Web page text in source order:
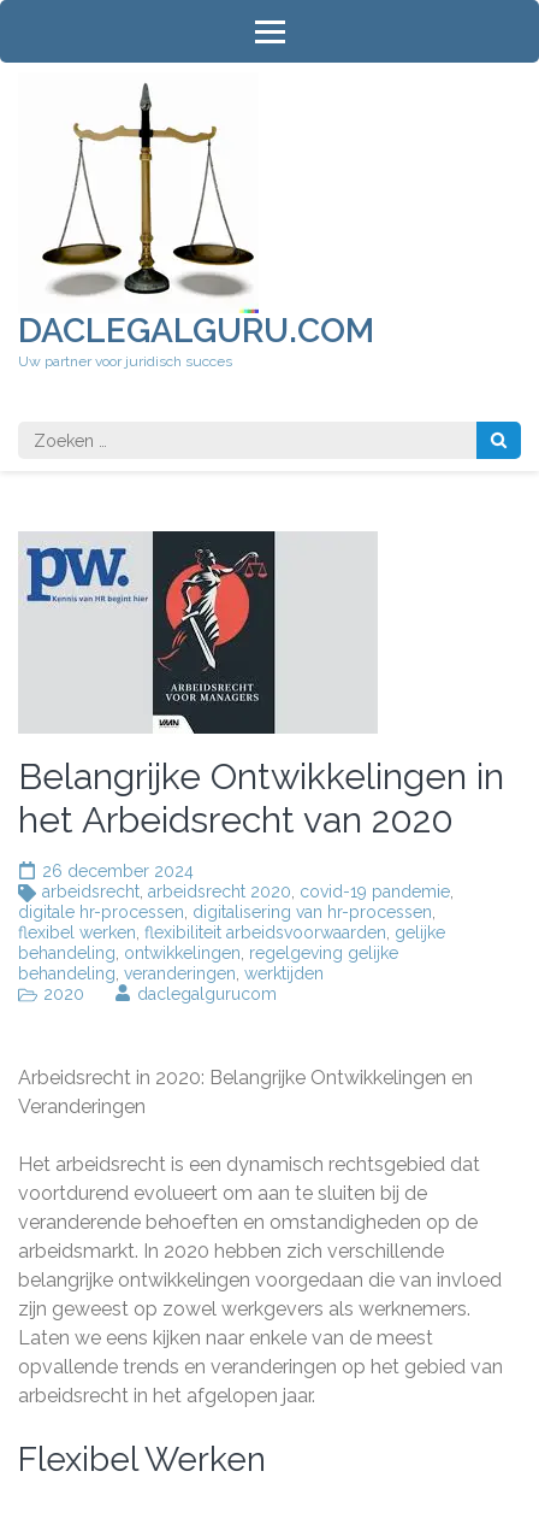
Ga
inhoud
DACLEGALGURU.COM
Uw partner voor juridisch succes
Zoeken
naar:
Belangrijke Ontwikkelingen in
het Arbeidsrecht van 2020
26 december 2024
arbeidsrecht arbeidsrecht 2020 covid-19 pandemie
digitale hr-processen digitalisering van hr-processen
flexibel werken flexibiliteit arbeidsvoorwaarden gelijke
behandeling ontwikkelingen regelgeving gelijke
behandeling veranderingen werktijden
2020
daclegalgurucom
Arbeidsrecht in 2020: Belangrijke Ontwikkelingen en
Veranderingen
Het arbeidsrecht is een dynamisch rechtsgebied dat
voortdurend evolueert om aan te sluiten bij de
veranderende behoeften en omstandigheden op de
arbeidsmarkt. In 2020 hebben zich verschillende
belangrijke ontwikkelingen voorgedaan die van invloed
zijn geweest op zowel werkgevers als werknemers.
Laten we eens kijken naar enkele van de meest
opvallende trends en veranderingen op het gebied van
arbeidsrecht in het afgelopen jaar.
Flexibel Werken